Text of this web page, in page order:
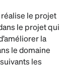
réalise le projet
le projet qui
la
le domaine
les